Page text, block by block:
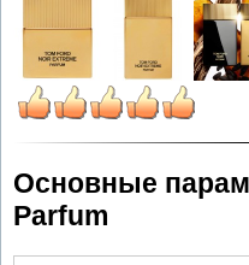
Основные
Parfum